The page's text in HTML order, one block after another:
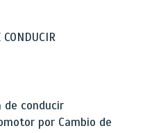
de conducir
por Cambio de